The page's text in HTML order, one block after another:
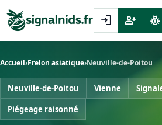
login person_add pest_control
Accueil›Frelon asiatique›Neuville-de-Poitou
Neuville-de-Poitou Vienne
Piégeage raisonné